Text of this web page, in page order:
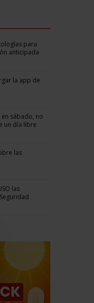
para
anticipada
la app de
en sábado, no
un día libre
las
las